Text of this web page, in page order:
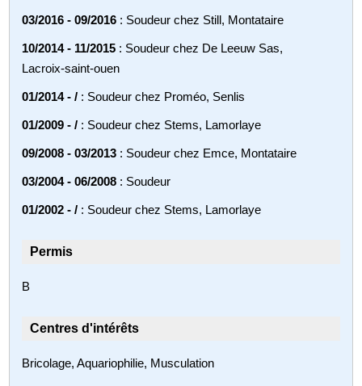
03/2016 - 09/2016 : Soudeur chez Still, Montataire
10/2014 - 11/2015 : Soudeur chez De Leeuw Sas,
Lacroix-saint-ouen
01/2014 - / : Soudeur chez Proméo, Senlis
01/2009 - / : Soudeur chez Stems, Lamorlaye
09/2008 - 03/2013 : Soudeur chez Emce, Montataire
03/2004 - 06/2008 : Soudeur
01/2002 - / : Soudeur chez Stems, Lamorlaye
Permis
B
Centres d'intérêts
Bricolage, Aquariophilie, Musculation